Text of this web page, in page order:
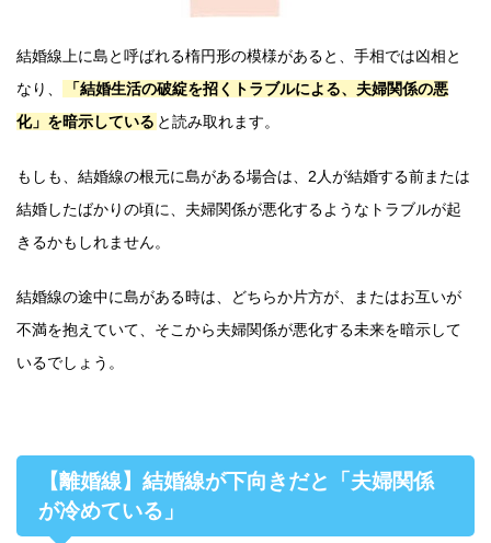
結婚線上に島と呼ばれる楕円形の模様があると、手相では凶相と
なり、
「結婚生活の破綻を招くトラブルによる、夫婦関係の悪
化」を暗示している と読み取れます。
もしも、結婚線の根元に島がある場合は、2人が結婚する前または
結婚したばかりの頃に、夫婦関係が悪化するようなトラブルが起
きるかもしれません。
結婚線の途中に島がある時は、どちらか片方が、またはお互いが
不満を抱えていて、そこから夫婦関係が悪化する未来を暗示して
いるでしょう。
【離婚線】結婚線が下向きだと「夫婦関係
が冷めている」